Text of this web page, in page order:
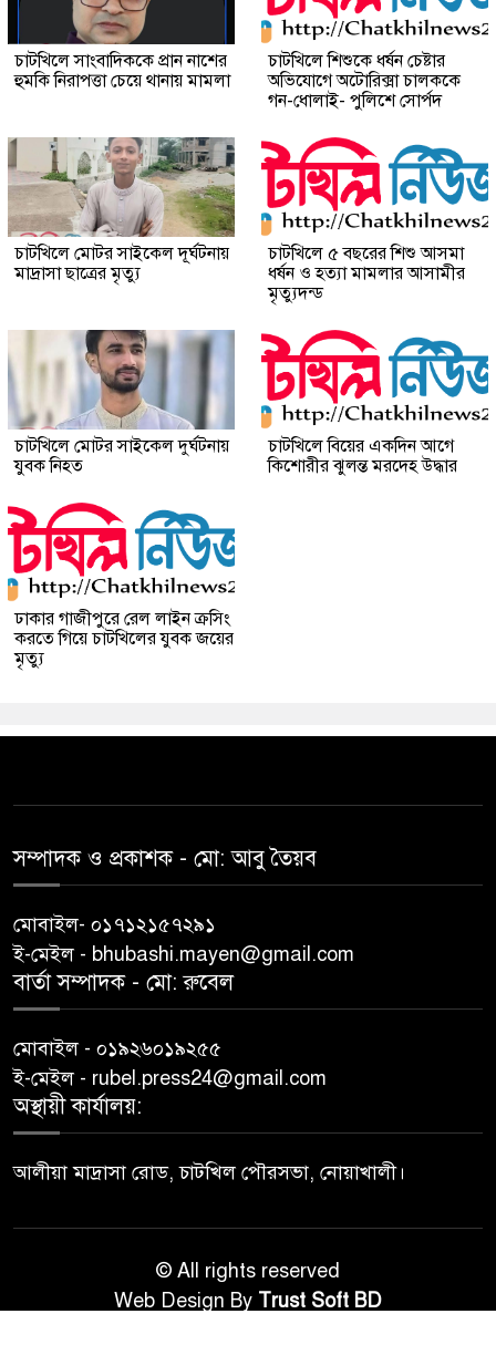
চাটখিলে সাংবাদিককে প্রান নাশের
হুমকি নিরাপত্তা চেয়ে থানায় মামলা
চাটখিলে শিশুকে ধর্ষন চেষ্টার
অভিযোগে অটোরিক্সা চালককে
গন-ধোলাই- পুলিশে সোর্পদ
চাটখিলে মোটর সাইকেল দূর্ঘটনায়
মাদ্রাসা ছাত্রের মৃত্যু
চাটখিলে ৫ বছরের শিশু আসমা
ধর্ষন ও হত্যা মামলার আসামীর
মৃত্যুদন্ড
চাটখিলে মোটর সাইকেল দুর্ঘটনায়
যুবক নিহত
চাটখিলে বিয়ের একদিন আগে
কিশোরীর ঝুলন্ত মরদেহ উদ্ধার
ঢাকার গাজীপুরে রেল লাইন ক্রসিং
করতে গিয়ে চাটখিলের যুবক জয়ের
মৃত্যু
সম্পাদক ও প্রকাশক -‌ মো: আবু‌ তৈয়ব
মোবাইল- ০১৭১২১৫৭২৯১
ই-মেইল - bhubashi.mayen@gmail.com
বার্তা সম্পাদক - মো: রু‌বেল
মোবাইল - ০১৯২৬০১৯২৫৫
ই-মেইল - rubel.press24@gmail.com
অস্থায়ী কার্যালয়:
আলীয়া মাদ্রাসা রোড, চাটখিল পৌরসভা, নোয়াখালী।
© All rights reserved
Web Design By Trust Soft BD